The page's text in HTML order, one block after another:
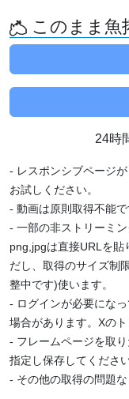
このまま魚
24時
- レスポンシブページ
お試しください。
- 動画は原則取得不能で
- 一部の非ストリーミ
png,jpgは直接URLを貼
だし、取得のサイズ制
整中です)使います。
- ログインが必要にな
場合があります。Xの
- フレームページを取
指定し保存してくださ
- その他の取得の問題な